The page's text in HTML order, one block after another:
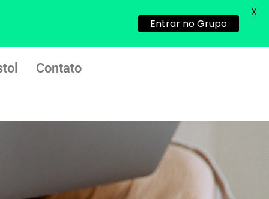
Contato
Entrar no Grupo
X